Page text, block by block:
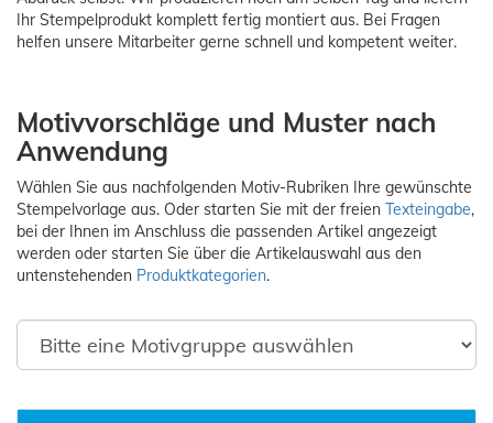
Ihr Stempelprodukt komplett fertig montiert aus. Bei Fragen
helfen unsere Mitarbeiter gerne schnell und kompetent weiter.
Motivvorschläge und Muster nach
Anwendung
Wählen Sie aus nachfolgenden Motiv-Rubriken Ihre gewünschte
Stempelvorlage aus. Oder starten Sie mit der freien Texteingabe,
bei der Ihnen im Anschluss die passenden Artikel angezeigt
werden oder starten Sie über die Artikelauswahl aus den
untenstehenden Produktkategorien.